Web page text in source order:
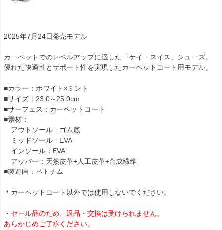
2025年7月24日発売モデル
カーペットでのレベルアップに適した「ケイ・スイス」シューズ。
優れた快適性とサポート性を実現したカーペットコート用モデル。
■カラー：ホワイト×ミント
■サイズ：23.0～25.0cm
■サーフェス：カーペットコート
■素材：
アウトソール：ゴム底
ミッドソール：EVA
インソール：EVA
アッパー：天然皮革+人工皮革+合成繊維
■製造国：ベトナム
＊カーペットコート以外では使用しないでください。
・セール品のため、返品・交換は受けられません。
あらかじめご了承ください。